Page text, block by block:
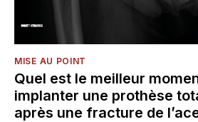
MISE AU POINT
Quel est le meilleur
implanter une prothèse
après une fracture de